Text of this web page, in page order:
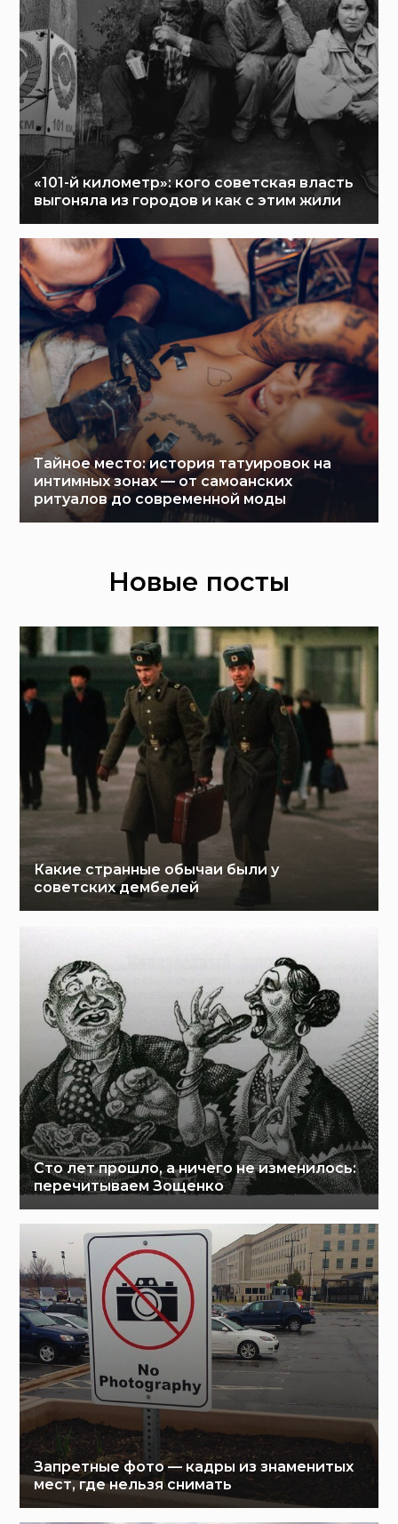
«101-й километр»: кого советская власть
выгоняла из городов и как с этим жили
Тайное место: история татуировок на
интимных зонах — от самоанских
ритуалов до современной моды
Новые посты
Какие странные обычаи были у
советских дембелей
Сто лет прошло, а ничего не изменилось:
перечитываем Зощенко
Запретные фото — кадры из знаменитых
мест, где нельзя снимать